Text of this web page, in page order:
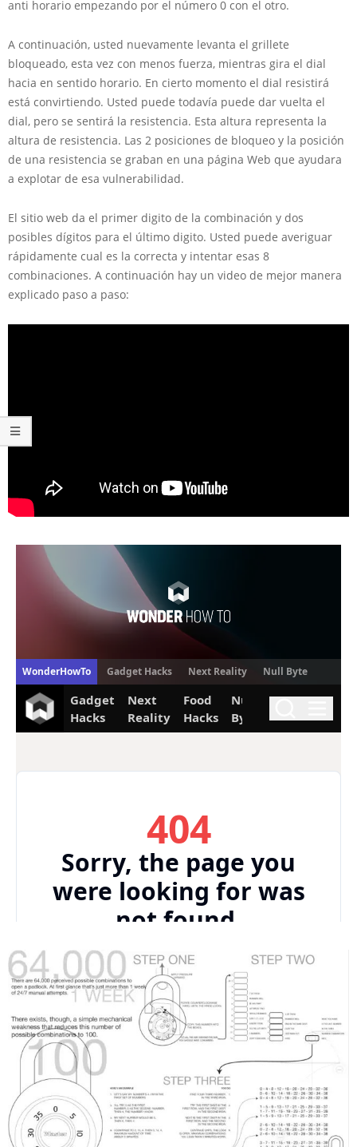
anti horario empezando por el número 0 con el otro.
A continuación, usted nuevamente levanta el grillete
bloqueado, esta vez con menos fuerza, mientras gira el dial
hacia en sentido horario. En cierto momento el dial resistirá
está convirtiendo. Usted puede todavía puede dar vuelta el
dial, pero se sentirá la resistencia. Esta altura representa la
altura de resistencia. Las 2 posiciones de bloqueo y la posición
de una resistencia se graban en una página Web que ayudara
a explotar de esa vulnerabilidad.
El sitio web da el primer digito de la combinación y dos
posibles dígitos para el último digito. Usted puede averiguar
rápidamente cual es la correcta y intentar esas 8
combinaciones. A continuación hay un video de mejor manera
explicado paso a paso: